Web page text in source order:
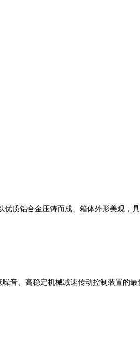
质铝合金压铸而成、箱体外形美观，具
音、高稳定机械减速传动控制装置的最